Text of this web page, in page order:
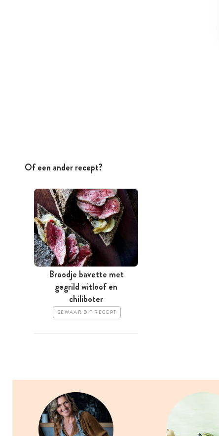
Of een ander recept?
Broodje bavette met
gegrild witloof en
chiliboter
BEWAAR DIT RECEPT